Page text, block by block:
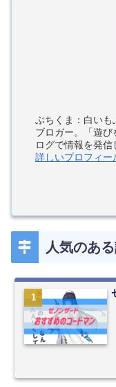
ぶちくま：白い
ブロガー。「遊
ログで情報を発信
詳しいプロフィー
人気のあ